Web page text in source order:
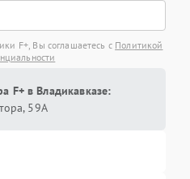
F+, Вы соглашаетесь с Политикой
F+ в Владикавказе:
59А